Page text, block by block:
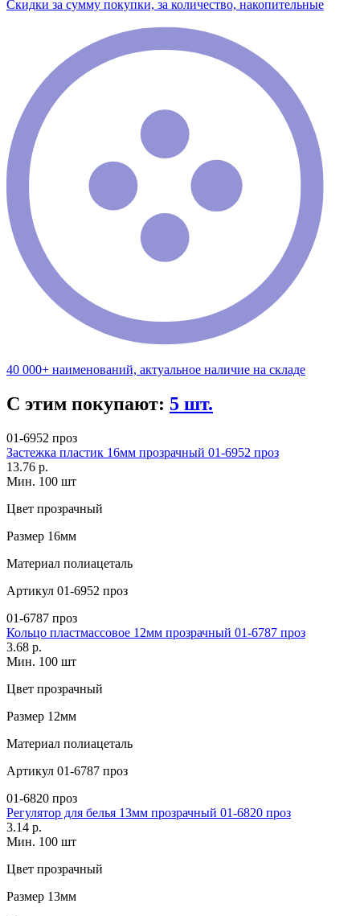
Скидки за сумму покупки, за количество, накопительные
40 000+ наименований, актуальное наличие на складе
С этим покупают: 5 шт.
01-6952 проз
Застежка пластик 16мм прозрачный 01-6952 проз
13.76 р.
Мин. 100 шт
Цвет прозрачный
Размер 16мм
Материал полиацеталь
Артикул 01-6952 проз
01-6787 проз
Кольцо пластмассовое 12мм прозрачный 01-6787 проз
3.68 р.
Мин. 100 шт
Цвет прозрачный
Размер 12мм
Материал полиацеталь
Артикул 01-6787 проз
01-6820 проз
Регулятор для белья 13мм прозрачный 01-6820 проз
3.14 р.
Мин. 100 шт
Цвет прозрачный
Размер 13мм